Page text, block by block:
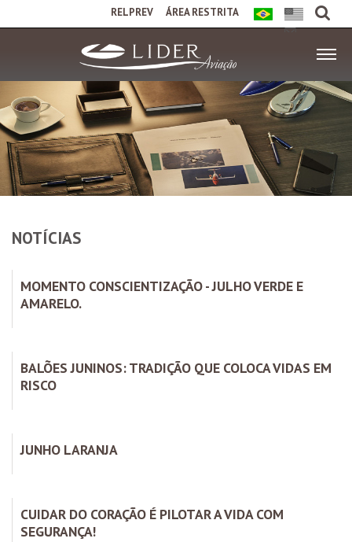
RELPREV ÁREA RESTRITA
NOTÍCIAS
MOMENTO CONSCIENTIZAÇÃO - JULHO VERDE E
AMARELO.
BALÕES JUNINOS: TRADIÇÃO QUE COLOCA VIDAS EM
RISCO
JUNHO LARANJA
CUIDAR DO CORAÇÃO É PILOTAR A VIDA COM
SEGURANÇA!